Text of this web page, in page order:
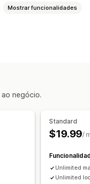
Mostrar funcionalidades
negócio.
Standard
$19.99/
Unlimited
Unlimited